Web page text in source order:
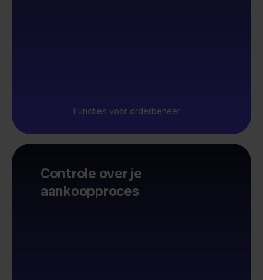
Functies voor orderbeheer
Controle over je
aankoopproces